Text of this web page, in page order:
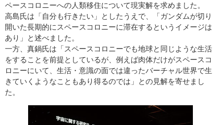
ペースコロニーへの人類移住について現実解を求めました。
高島氏は「自分も行きたい」としたうえで、「ガンダムが切り
開いた長期的にスペースコロニーに滞在するというイメージは
あり」と述べました。
一方、真鍋氏は「スペースコロニーでも地球と同じような生活
をすることを前提としているが、例えば肉体だけがスペースコ
ロニーにいて、生活・意識の面では違ったバーチャル世界で生
きていくようなこともあり得るのでは」との見解を寄せまし
た。